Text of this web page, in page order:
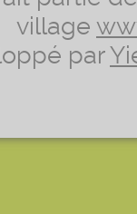
village
par